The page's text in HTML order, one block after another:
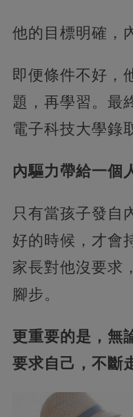
他的目標明確，
即便條件不好，
題，再學習。最
電子科技大學錄
內驅力帶給一個
只有當孩子發自
好的時候，才會
家長對他沒要求
腳步。
更重要的是，無
要求自己，不斷